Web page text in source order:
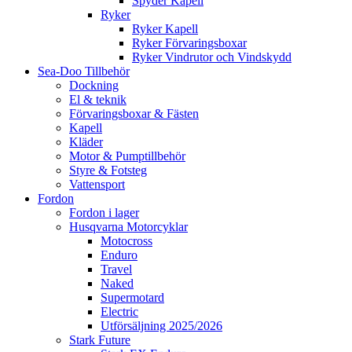
Ryker
Ryker Kapell
Ryker Förvaringsboxar
Ryker Vindrutor och Vindskydd
Sea-Doo Tillbehör
Dockning
El & teknik
Förvaringsboxar & Fästen
Kapell
Kläder
Motor & Pumptillbehör
Styre & Fotsteg
Vattensport
Fordon
Fordon i lager
Husqvarna Motorcyklar
Motocross
Enduro
Travel
Naked
Supermotard
Electric
Utförsäljning 2025/2026
Stark Future